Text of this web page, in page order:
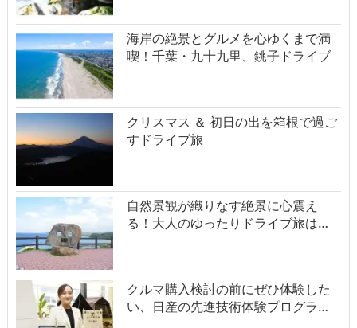
海岸の絶景とグルメを心ゆくまで満
喫！千葉・九十九里、銚子ドライブ
クリスマス ＆ 初日の出を箱根で過ご
すドライブ旅
自然景観が織りなす絶景に心震え
る！大人のゆったりドライブ旅は…
クルマ購入検討の前にぜひ体験した
い、日産の先進技術体験プログラ…